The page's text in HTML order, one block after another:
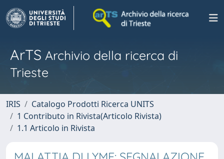
ArTS Archivio della ricerca di
Trieste
IRIS
Catalogo Prodotti Ricerca UNITS
1 Contributo in Rivista(Articolo Rivista)
1.1 Articolo in Rivista